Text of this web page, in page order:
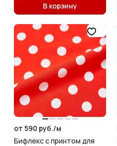
В корзину
от 590 руб./м
Бифлекс с принтом для